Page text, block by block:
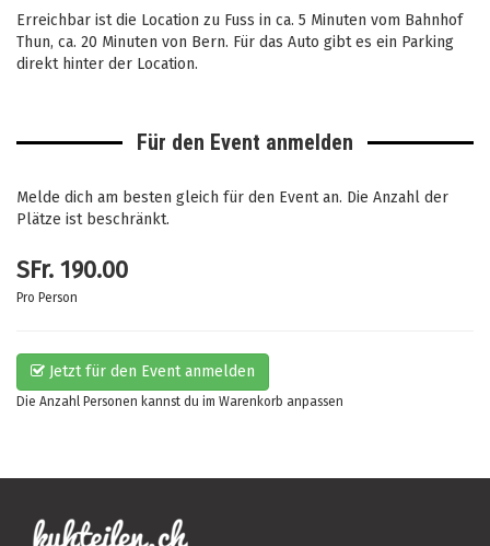
Erreichbar ist die Location zu Fuss in ca. 5 Minuten vom Bahnhof
Thun, ca. 20 Minuten von Bern. Für das Auto gibt es ein Parking
direkt hinter der Location.
Für den Event anmelden
Melde dich am besten gleich für den Event an. Die Anzahl der
Plätze ist beschränkt.
SFr. 190.00
Pro Person
Jetzt für den Event anmelden
Die Anzahl Personen kannst du im Warenkorb anpassen